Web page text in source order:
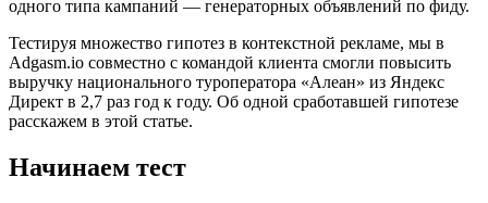
одного типа кампаний — генераторных объявлений по фиду.
Тестируя множество гипотез в контекстной рекламе, мы в
Adgasm.io совместно с командой клиента смогли повысить
выручку национального туроператора «Алеан» из Яндекс
Директ в 2,7 раз год к году. Об одной сработавшей гипотезе
расскажем в этой статье.
Начинаем тест